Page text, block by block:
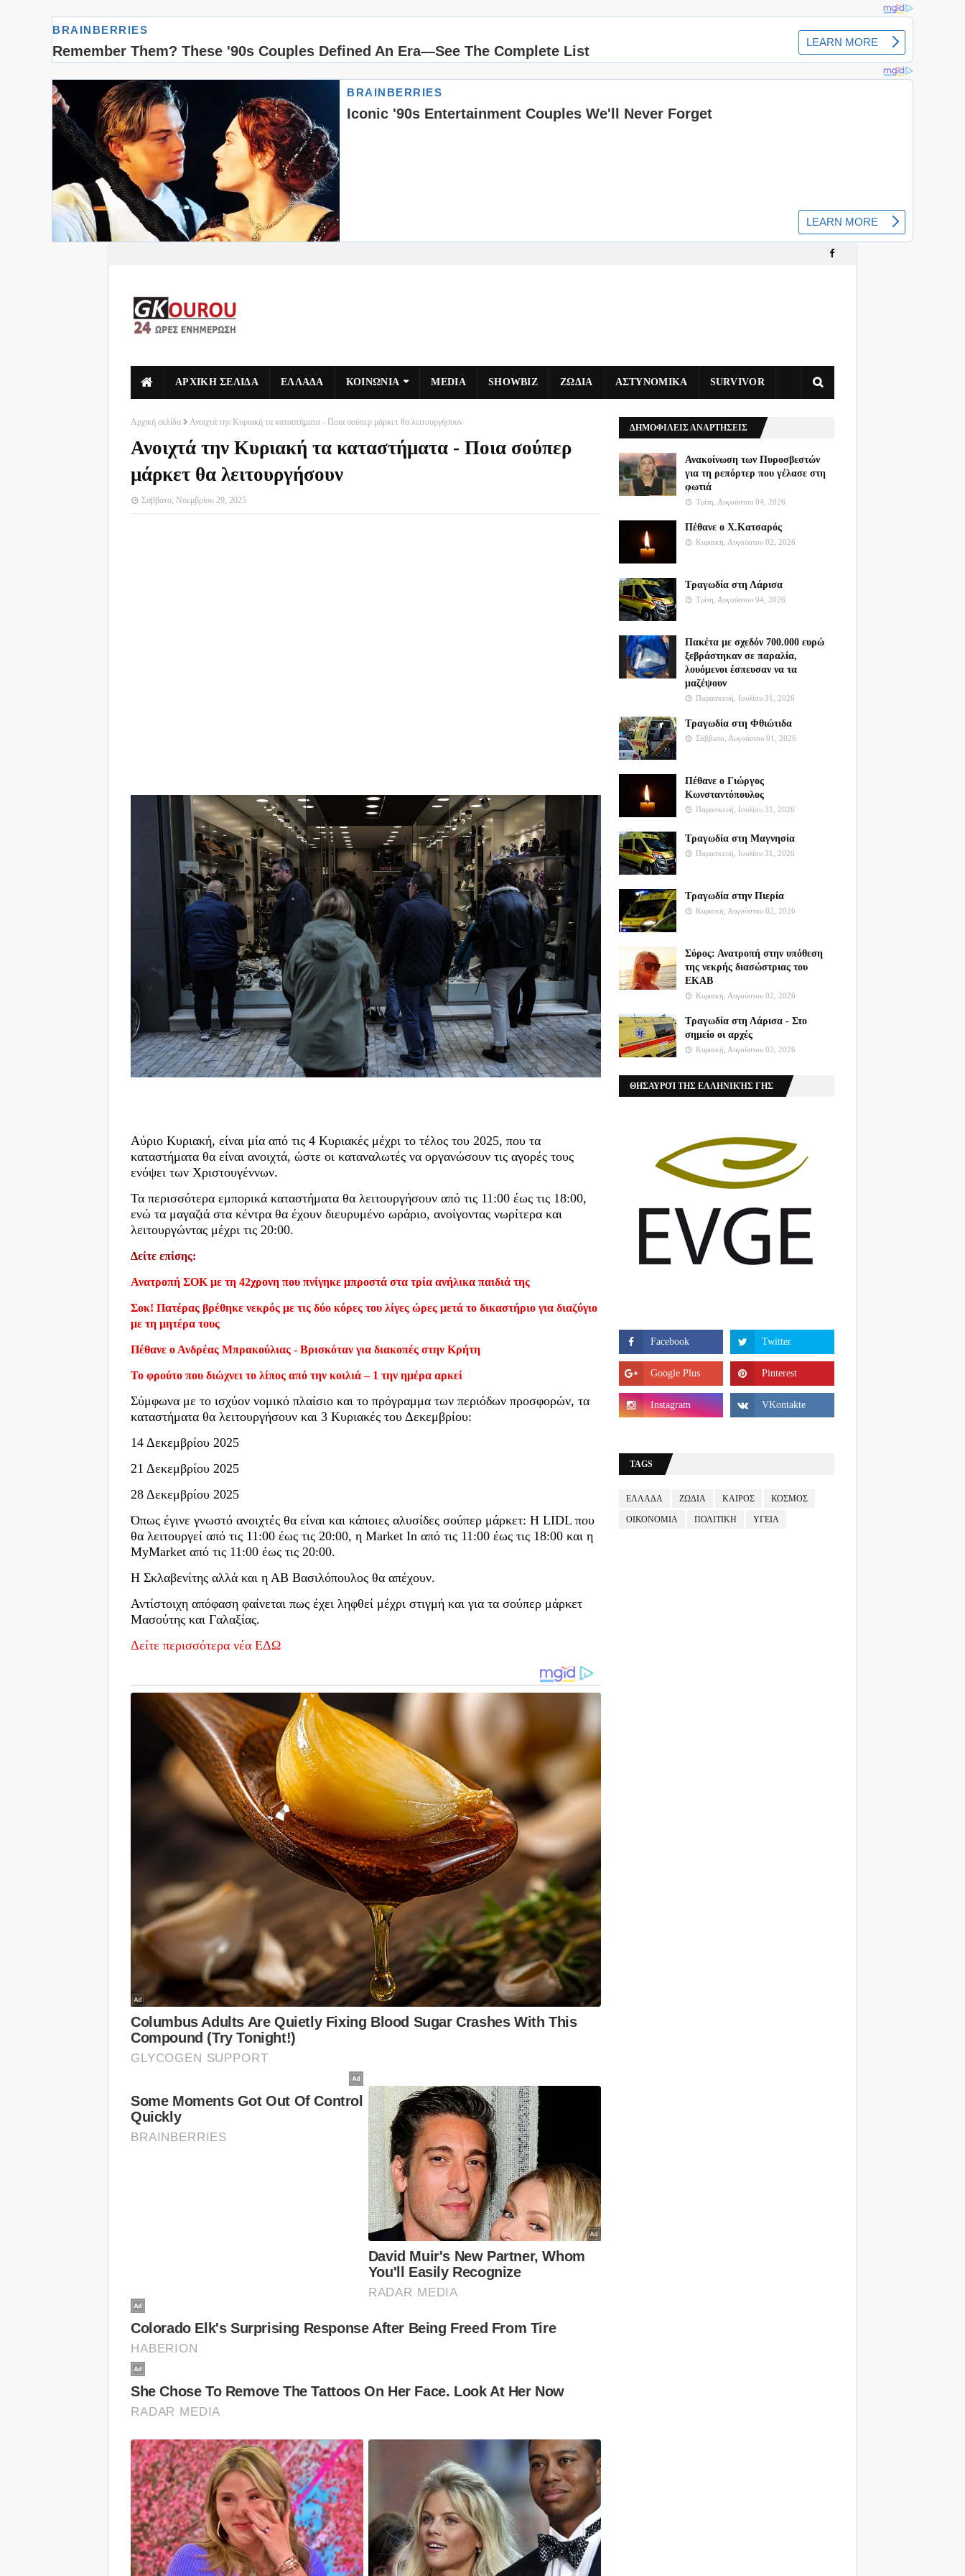
ΑΡΧΙΚΗ ΣΕΛΙΔΑ ΕΛΛΑΔΑ ΚΟΙΝΩΝΙΑ MEDIA SHOWBIZ ΖΩΔΙΑ ΑΣΤΥΝΟΜΙΚΑ SURVIVOR
Αρχική σελίδα Ανοιχτά την Κυριακή τα καταστήματα - Ποια σούπερ μάρκετ θα λειτουργήσουν
Ανοιχτά την Κυριακή τα καταστήματα - Ποια σούπερ
μάρκετ θα λειτουργήσουν
Σάββατο, Νοεμβρίου 29, 2025
Αύριο Κυριακή, είναι μία από τις 4 Κυριακές μέχρι το τέλος του 2025, που τα
καταστήματα θα είναι ανοιχτά, ώστε οι καταναλωτές να οργανώσουν τις αγορές τους
ενόψει των Χριστουγέννων.
Τα περισσότερα εμπορικά καταστήματα θα λειτουργήσουν από τις 11:00 έως τις 18:00,
ενώ τα μαγαζιά στα κέντρα θα έχουν διευρυμένο ωράριο, ανοίγοντας νωρίτερα και
λειτουργώντας μέχρι τις 20:00.
Δείτε επίσης:
Ανατροπή ΣΟΚ με τη 42χρονη που πνίγηκε μπροστά στα τρία ανήλικα παιδιά της
Σοκ! Πατέρας βρέθηκε νεκρός με τις δύο κόρες του λίγες ώρες μετά το δικαστήριο για διαζύγιο
με τη μητέρα τους
Πέθανε ο Ανδρέας Μπρακούλιας - Βρισκόταν για διακοπές στην Κρήτη
Το φρούτο που διώχνει το λίπος από την κοιλιά – 1 την ημέρα αρκεί
Σύμφωνα με το ισχύον νομικό πλαίσιο και το πρόγραμμα των περιόδων προσφορών, τα
καταστήματα θα λειτουργήσουν και 3 Κυριακές του Δεκεμβρίου:
14 Δεκεμβρίου 2025
21 Δεκεμβρίου 2025
28 Δεκεμβρίου 2025
Όπως έγινε γνωστό ανοιχτές θα είναι και κάποιες αλυσίδες σούπερ μάρκετ: Η LIDL που
θα λειτουργεί από τις 11:00 έως τις 20:00, η Market In από τις 11:00 έως τις 18:00 και η
MyMarket από τις 11:00 έως τις 20:00.
Η Σκλαβενίτης αλλά και η ΑΒ Βασιλόπουλος θα απέχουν.
Αντίστοιχη απόφαση φαίνεται πως έχει ληφθεί μέχρι στιγμή και για τα σούπερ μάρκετ
Μασούτης και Γαλαξίας.
Δείτε περισσότερα νέα ΕΔΩ
ΔΗΜΟΦΙΛΕΙΣ ΑΝΑΡΤΗΣΕΙΣ
Ανακοίνωση των Πυροσβεστών
για τη ρεπόρτερ που γέλασε στη
φωτιά
Τρίτη, Αυγούστου 04, 2026
Πέθανε ο Χ.Κατσαρός
Κυριακή, Αυγούστου 02, 2026
Τραγωδία στη Λάρισα
Τρίτη, Αυγούστου 04, 2026
Πακέτα με σχεδόν 700.000 ευρώ
ξεβράστηκαν σε παραλία,
λουόμενοι έσπευσαν να τα
μαζέψουν
Παρασκευή, Ιουλίου 31, 2026
Τραγωδία στη Φθιώτιδα
Σάββατο, Αυγούστου 01, 2026
Πέθανε ο Γιώργος
Κωνσταντόπουλος
Παρασκευή, Ιουλίου 31, 2026
Τραγωδία στη Μαγνησία
Παρασκευή, Ιουλίου 31, 2026
Τραγωδία στην Πιερία
Κυριακή, Αυγούστου 02, 2026
Σύρος: Ανατροπή στην υπόθεση
της νεκρής διασώστριας του
ΕΚΑΒ
Κυριακή, Αυγούστου 02, 2026
Τραγωδία στη Λάρισα - Στο
σημείο οι αρχές
Κυριακή, Αυγούστου 02, 2026
ΘΗΣΑΥΡΟΊ ΤΗΣ ΕΛΛΗΝΙΚΉΣ ΓΗΣ
TAGS
ΕΛΛΑΔΑ ΖΩΔΙΑ ΚΑΙΡΟΣ ΚΟΣΜΟΣ
ΟΙΚΟΝΟΜΙΑ ΠΟΛΙΤΙΚΗ ΥΓΕΙΑ